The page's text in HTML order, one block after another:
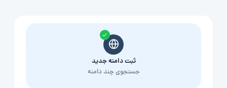
ثبت دامنه جدید
جستجوی چند دامنه